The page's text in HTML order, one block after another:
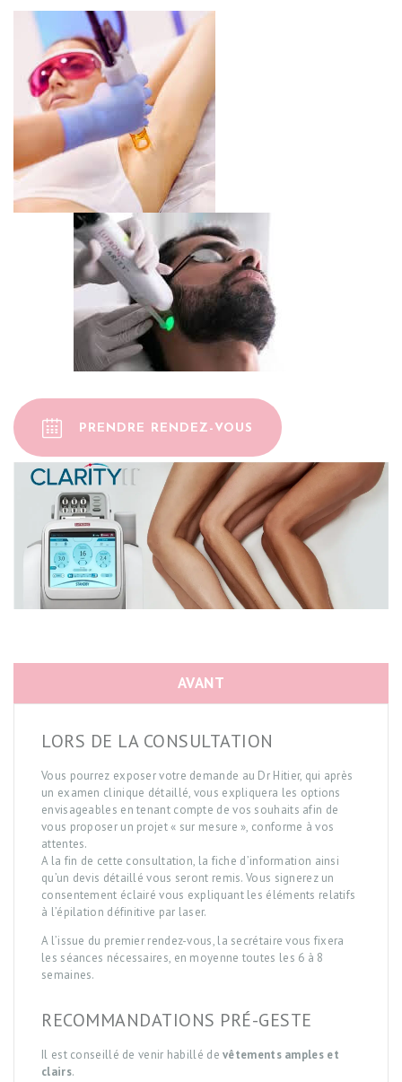
ACCUEIL
DR HITIER
CABINET ET CLINIQUE
CHIRURGIE PLASTIQUE
MÉDECINE ESTHÉTIQUE
EPILATION DÉFINITIVE
CONTACT
PRENDRE RENDEZ-VOUS
AVANT
LORS DE LA CONSULTATION
Vous pourrez exposer votre demande au Dr Hitier, qui après
un examen clinique détaillé, vous expliquera les options
envisageables en tenant compte de vos souhaits afin de
vous proposer un projet « sur mesure », conforme à vos
attentes.
A la fin de cette consultation, la fiche d’information ainsi
qu’un devis détaillé vous seront remis. Vous signerez un
consentement éclairé vous expliquant les éléments relatifs
à l’épilation définitive par laser.
A l’issue du premier rendez-vous, la secrétaire vous fixera
les séances nécessaires, en moyenne toutes les 6 à 8
semaines.
RECOMMANDATIONS PRÉ-GESTE
Il est conseillé de venir habillé devêtements amples et
clairs.